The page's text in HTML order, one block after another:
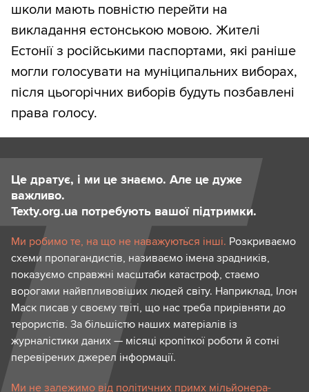
школи мають повністю перейти на
викладання естонською мовою. Жителі
Естонії з російськими паспортами, які раніше
могли голосувати на муніципальних виборах,
після цьогорічних виборів будуть позбавлені
права голосу.
Це дратує, і ми це знаємо. Але це дуже
важливо.
Texty.org.ua потребують вашої підтримки.
Ми робимо те, на що не наважуються інші. Розкриваємо
схеми пропагандистів, називаємо імена зрадників,
показуємо справжні масштаби катастроф, стаємо
ворогами найвпливовіших людей світу. Наприклад, Ілон
Маск писав у своєму твіті, що нас треба прирівняти до
терористів. За більшістю наших матеріалів із
журналістики даних — місяці кропіткої роботи й сотні
перевірених джерел інформації.
Ми не залежимо від політичних примх мільйонера-